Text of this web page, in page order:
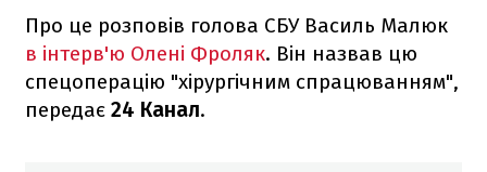
Про це розповів голова СБУ Василь Малюк
в інтерв'ю Олені Фроляк. Він назвав цю
спецоперацію "хірургічним спрацюванням",
передає 24 Канал.